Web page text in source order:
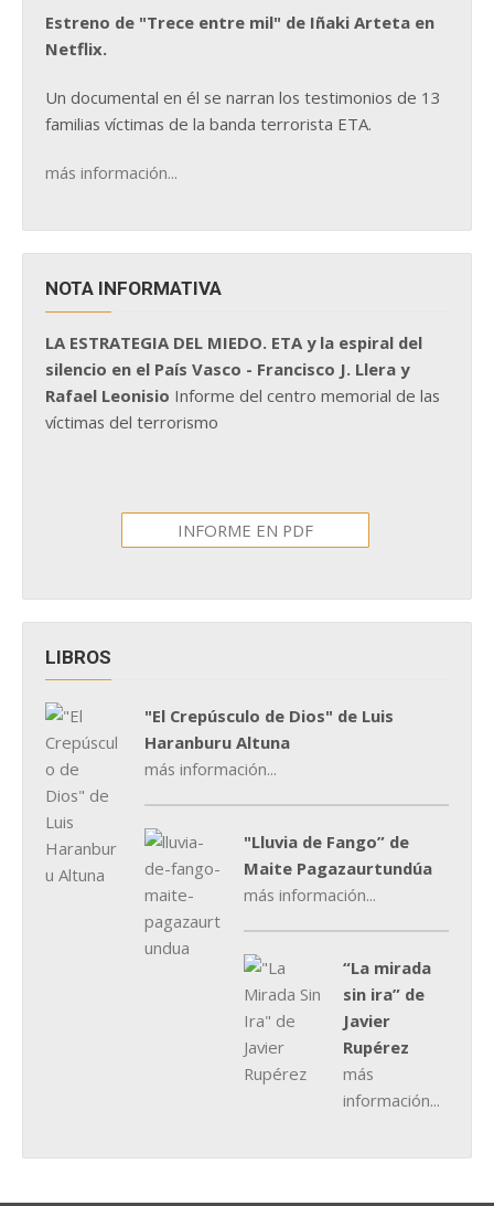
Estreno de "Trece entre mil" de Iñaki Arteta en
Netflix.
Un documental en él se narran los testimonios de 13
familias víctimas de la banda terrorista ETA.
más información...
NOTA INFORMATIVA
LA ESTRATEGIA DEL MIEDO. ETA y la espiral del
silencio en el País Vasco - Francisco J. Llera y
Rafael Leonisio Informe del centro memorial de las
víctimas del terrorismo
INFORME EN PDF
LIBROS
"El Crepúsculo de Dios" de Luis
Haranburu Altuna
más información...
"Lluvia de Fango” de
Maite Pagazaurtundúa
más información...
“La mirada
sin ira” de
Javier
Rupérez
más
información...